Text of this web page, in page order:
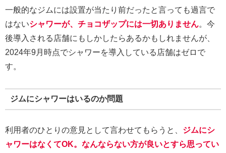
一般的なジムには設置が当たり前だったと言っても過言で
はないシャワーが、チョコザップには一切ありません。今
後導入される店舗にもしかしたらあるかもしれませんが、
2024年9月時点でシャワーを導入している店舗はゼロで
す。
ジムにシャワーはいるのか問題
利用者のひとりの意見として言わせてもらうと、 ジムにシ
ャワーはなくてOK。なんならない方が良いとすら思ってい